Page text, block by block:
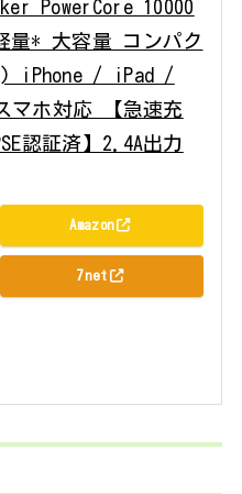
PowerCore 10000
量* 大容量 コンパク
) iPhone / iPad /
ホ対応 【急速充
認証済】2.4A出力
Amazon
7net